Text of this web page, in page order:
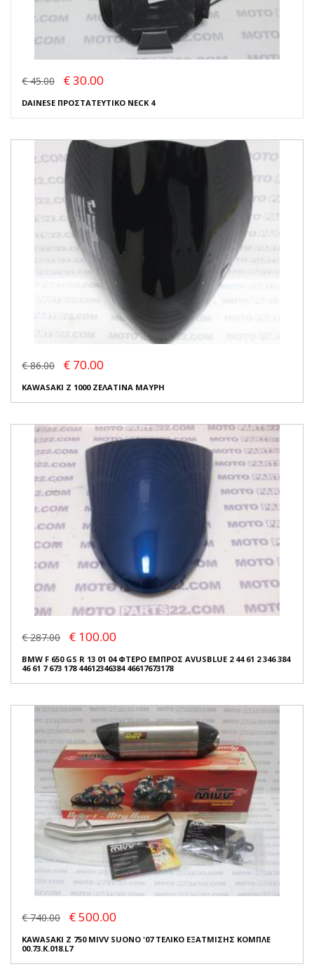
€ 45.00 € 30.00
DAINESE ΠΡΟΣΤΑΤΕΥΤΙΚΟ NECK 4
€ 86.00 € 70.00
KAWASAKI Z 1000 ΖΕΛΑΤΙΝΑ ΜΑΥΡΗ
€ 287.00 € 100.00
BMW F 650 GS R 13 01 04 ΦΤΕΡΟ ΕΜΠΡΟΣ AVUSBLUE 2 44 61 2 346 384
46 61 7 673 178 44612346384 46617673178
€ 740.00 € 500.00
KAWASAKI Z 750 MIVV SUONO '07 ΤΕΛΙΚΟ ΕΞΑΤΜΙΣΗΣ ΚΟΜΠΛΕ
00.73.K.018.L7